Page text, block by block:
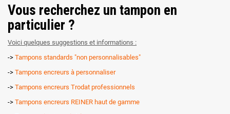
Vous recherchez un tampon en
particulier ?
Voici quelques suggestions et informations :
-> Tampons standards "non personnalisables"
-> Tampons encreurs à personnaliser
-> Tampons encreurs Trodat professionnels
-> Tampons encreurs REINER haut de gamme